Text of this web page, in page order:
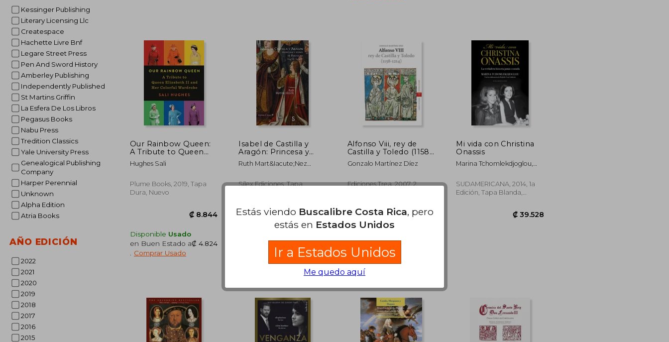
Kessinger Publishing
Literary Licensing Llc
Createspace
Hachette Livre Bnf
Legare Street Press
Pen And Sword History
Amberley Publishing
Independently Published
St Martins Griffin
La Esfera De Los Libros
Pegasus Books
Nabu Press
Tredition Classics
Yale University Press
Genealogical Publishing
Company
Harper Perennial
Unknown
Alpha Edition
Atria Books
AÑO EDICIÓN
2022
2021
2020
2019
2018
2017
2016
2015
₡ 9.941
Our Rainbow Queen:
A Tribute to Queen
Elizabeth ii and her
Colorful Wardrobe (en
Hughes Sali
Plume Books, 2019, Tapa
Dura, Nuevo
Disponible Usado
en Buen Estado a₡ 4.824
Comprar Usado
Isabel de Castilla y
Aragón: Princesa y
Reina de Portugal
Ruth Mart&Iacute;Nez
Sílex Ediciones, Tapa
₡ 18.188
Alfonso Viii, rey de
Castilla y Toledo (1158-
1214) (Estudios
Históricos la Olmeda)
Gonzalo Martínez Díez
Ediciones Trea, 2007, 2
₡ 18.762
Mi vida con Christina
Onassis
Marina Tchomlekdjoglou,
SUDAMERICANA, 2014, 1a
Edición, Tapa Blanda,
Estás viendo Buscalibre Costa Rica, pero
estás en Estados Unidos
Ir a Estados Unidos
Me quedo aquí